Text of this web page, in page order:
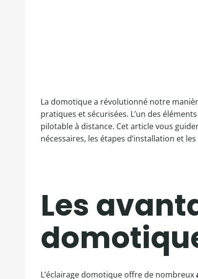
La domotique a révolutionné notre
pratiques et sécurisées. L’un des
pilotable à distance. Cet article vous
nécessaires, les étapes d’installation et
Les
L’éclairage domotique offre de nombreux